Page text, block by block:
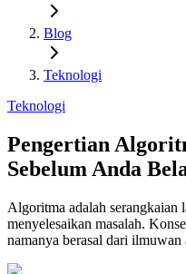
Blog
Teknologi
Teknologi
Pengertian
Sebelum Anda
Algoritma adalah serangkaian
menyelesaikan masalah.
namanya berasal dari